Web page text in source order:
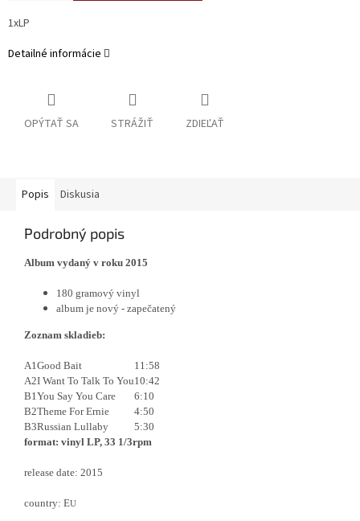
1xLP
Detailné informácie
OPÝTAŤ SA STRÁŽIŤ ZDIEĽAŤ
Popis Diskusia
Podrobný popis
Album vydaný v roku 2015
180 gramový vinyl
album je nový - zapečatený
Zoznam skladieb:
A1Good Bait
11:58
A2I Want To Talk To You10:42
B1You Say You Care
6:10
B2Theme For Ernie
4:50
B3Russian Lullaby
5:30
format: vinyl LP, 33 1/3rpm
release date: 2015
country: EU